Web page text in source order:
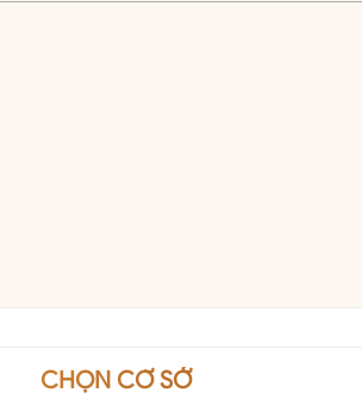
CHỌN CƠ SỞ